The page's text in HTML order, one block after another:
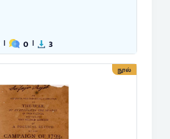
| 0 | 3
நூல்